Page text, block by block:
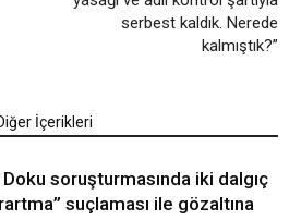
serbest kaldık. Nerede
kalmıştık?”
İçerikleri
soruşturmasında iki dalgıç
suçlaması ile gözaltına